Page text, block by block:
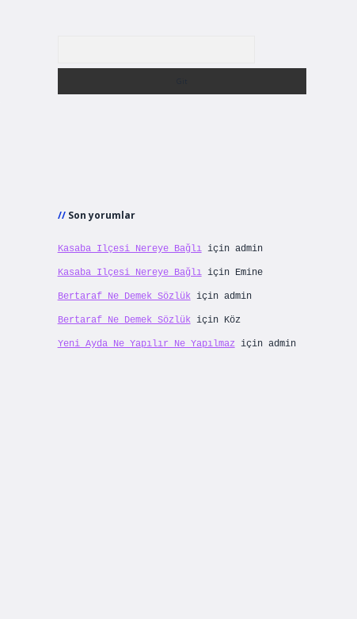
Son yorumlar
Kasaba Ilçesi Nereye Bağlıiçin admin
Kasaba Ilçesi Nereye Bağlıiçin Emine
Bertaraf Ne Demek Sözlükiçin admin
Bertaraf Ne Demek Sözlükiçin Köz
Yeni Ayda Ne Yapılır Ne Yapılmaziçin admin